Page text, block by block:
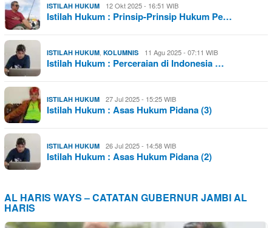
ISTILAH HUKUM 12 Okt 2025 - 16:51 WIB
Istilah Hukum : Prinsip-Prinsip Hukum Pe…
ISTILAH HUKUM, KOLUMNIS 11 Agu 2025 - 07:11 WIB
Istilah Hukum : Perceraian di Indonesia …
ISTILAH HUKUM 27 Jul 2025 - 15:25 WIB
Istilah Hukum : Asas Hukum Pidana (3)
ISTILAH HUKUM 26 Jul 2025 - 14:58 WIB
Istilah Hukum : Asas Hukum Pidana (2)
AL HARIS WAYS – CATATAN GUBERNUR JAMBI AL
HARIS